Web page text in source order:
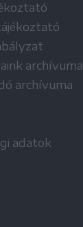
archívuma
archívuma
adatok